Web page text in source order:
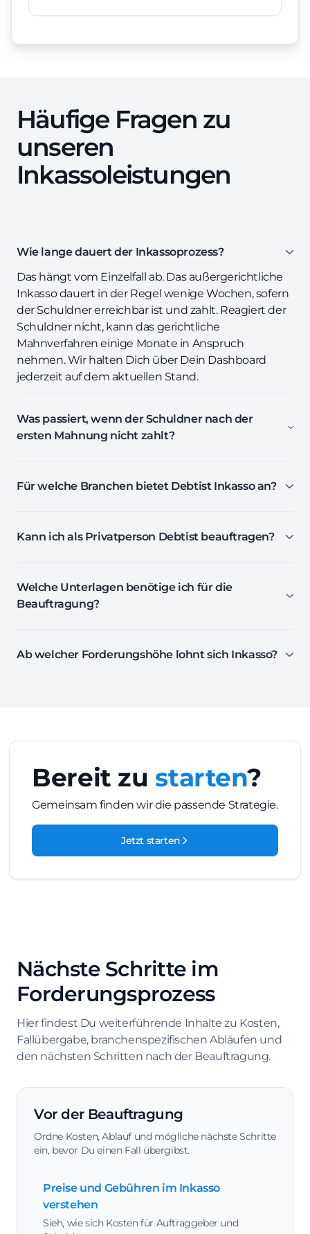
Häufige Fragen zu
unseren
Inkassoleistungen
Wie lange dauert der Inkassoprozess?
Das hängt vom Einzelfall ab. Das außergerichtliche
Inkasso dauert in der Regel wenige Wochen, sofern
der Schuldner erreichbar ist und zahlt. Reagiert der
Schuldner nicht, kann das gerichtliche
Mahnverfahren einige Monate in Anspruch
nehmen. Wir halten Dich über Dein Dashboard
jederzeit auf dem aktuellen Stand.
Was passiert, wenn der Schuldner nach der
ersten Mahnung nicht zahlt?
Für welche Branchen bietet Debtist Inkasso an?
Kann ich als Privatperson Debtist beauftragen?
Welche Unterlagen benötige ich für die
Beauftragung?
Ab welcher Forderungshöhe lohnt sich Inkasso?
Bereit zu starten?
Gemeinsam finden wir die passende Strategie.
Jetzt starten
Nächste Schritte im
Forderungsprozess
Hier findest Du weiterführende Inhalte zu Kosten,
Fallübergabe, branchenspezifischen Abläufen und
den nächsten Schritten nach der Beauftragung.
Vor der Beauftragung
Ordne Kosten, Ablauf und mögliche nächste Schritte
ein, bevor Du einen Fall übergibst.
Preise und Gebühren im Inkasso
verstehen
Sieh, wie sich Kosten für Auftraggeber und